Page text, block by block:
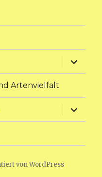
Artenvielfalt
von WordPress